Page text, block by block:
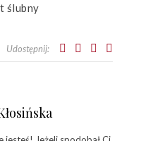
ślubny
Udostępnij: